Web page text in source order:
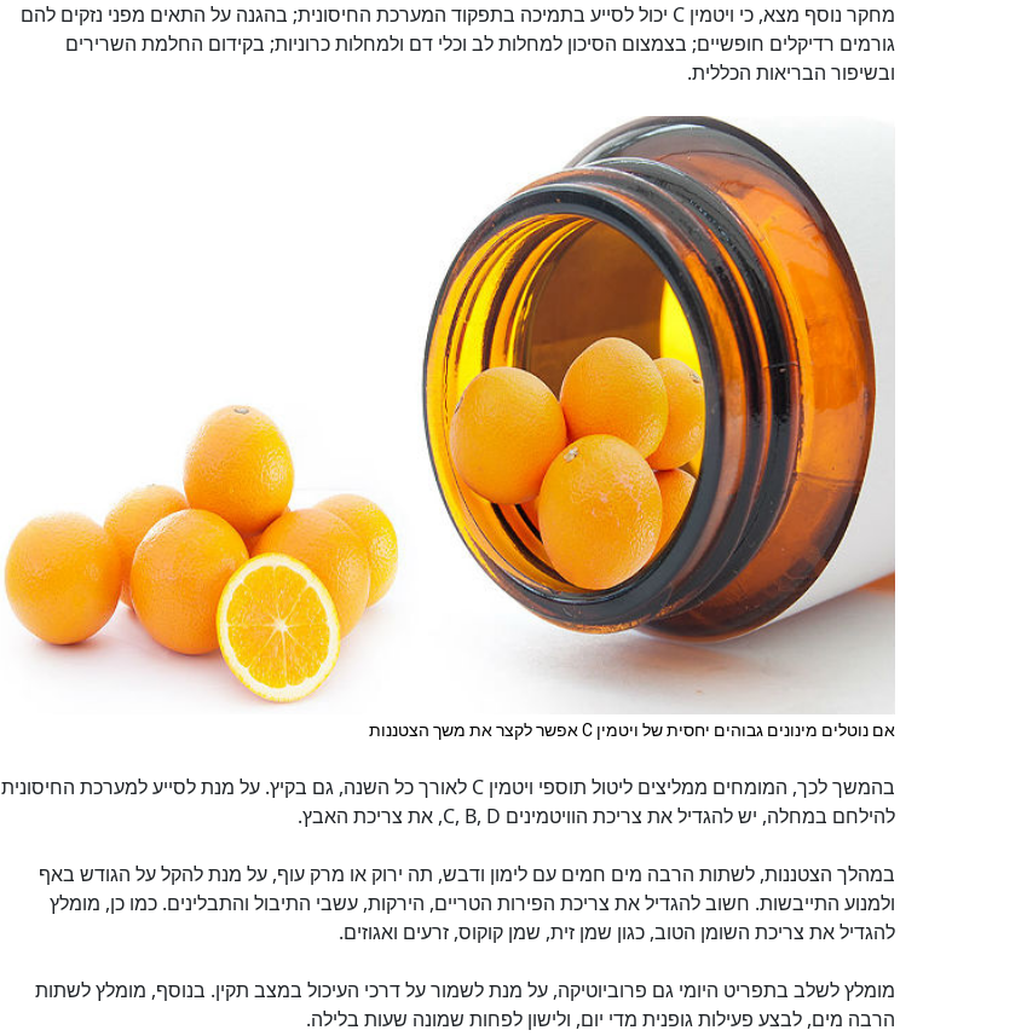
מחקר נוסף מצא, כי ויטמין C יכול לסייע בתמיכה בתפקוד המערכת החיסונית; בהגנה על התאים מפני נזקים להם
גורמים רדיקלים חופשיים; בצמצום הסיכון למחלות לב וכלי דם ולמחלות כרוניות; בקידום החלמת השרירים
ובשיפור הבריאות הכללית.
אם נוטלים מינונים גבוהים יחסית של ויטמין C אפשר לקצר את משך הצטננות
בהמשך לכך, המומחים ממליצים ליטול תוספי ויטמין C לאורך כל השנה, גם בקיץ. על מנת לסייע למערכת החיסונית
להילחם במחלה, יש להגדיל את צריכת הוויטמינים C, B, D, את צריכת האבץ.
במהלך הצטננות, לשתות הרבה מים חמים עם לימון ודבש, תה ירוק או מרק עוף, על מנת להקל על הגודש באף
ולמנוע התייבשות. חשוב להגדיל את צריכת הפירות הטריים, הירקות, עשבי התיבול והתבלינים. כמו כן, מומלץ
להגדיל את צריכת השומן הטוב, כגון שמן זית, שמן קוקוס, זרעים ואגוזים.
מומלץ לשלב בתפריט היומי גם פרוביוטיקה, על מנת לשמור על דרכי העיכול במצב תקין. בנוסף, מומלץ לשתות
הרבה מים, לבצע פעילות גופנית מדי יום, ולישון לפחות שמונה שעות בלילה.